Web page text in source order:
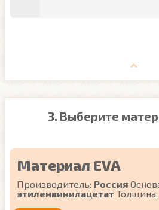
3. Выберите
Материал EVA
Производитель: Россия
этиленвинилацетат Толщина: